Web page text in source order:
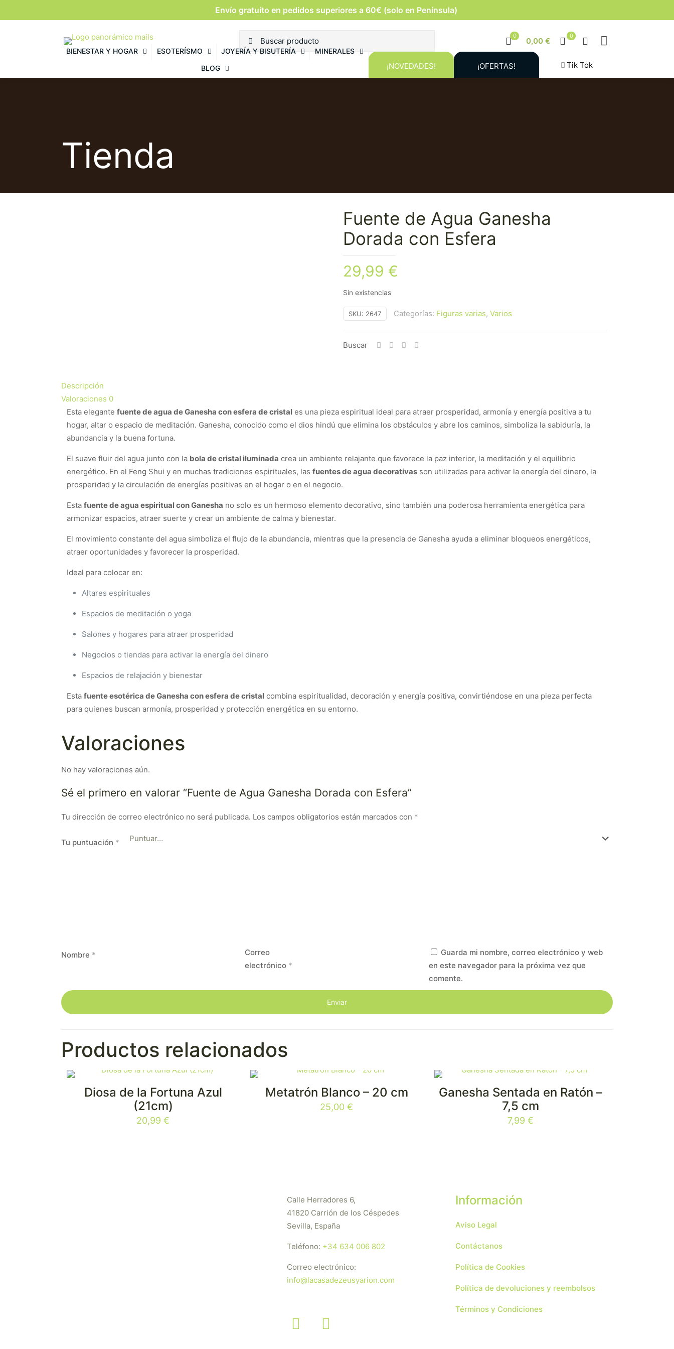
Envío gratuíto en pedidos superiores a 60€ (solo en Península)
0
0,00 €
0
BIENESTAR Y HOGAR ESOTERÍSMO JOYERÍA Y BISUTERÍA
MINERALES
BLOG
¡NOVEDADES! ¡OFERTAS! Tik Tok
Tienda
Fuente de Agua Ganesha
Dorada con Esfera
29,99 €
Sin existencias
SKU: 2647 Categorías: Figuras varias, Varios
Buscar
Descripción
Valoraciones 0
Esta elegante fuente de agua de Ganesha con esfera de cristal es una pieza espiritual ideal para atraer prosperidad, armonía y energía positiva a tu
hogar, altar o espacio de meditación. Ganesha, conocido como el dios hindú que elimina los obstáculos y abre los caminos, simboliza la sabiduría, la
abundancia y la buena fortuna.
El suave fluir del agua junto con la bola de cristal iluminada crea un ambiente relajante que favorece la paz interior, la meditación y el equilibrio
energético. En el Feng Shui y en muchas tradiciones espirituales, las fuentes de agua decorativas son utilizadas para activar la energía del dinero, la
prosperidad y la circulación de energías positivas en el hogar o en el negocio.
Esta fuente de agua espiritual con Ganesha no solo es un hermoso elemento decorativo, sino también una poderosa herramienta energética para
armonizar espacios, atraer suerte y crear un ambiente de calma y bienestar.
El movimiento constante del agua simboliza el flujo de la abundancia, mientras que la presencia de Ganesha ayuda a eliminar bloqueos energéticos,
atraer oportunidades y favorecer la prosperidad.
Ideal para colocar en:
Altares espirituales
Espacios de meditación o yoga
Salones y hogares para atraer prosperidad
Negocios o tiendas para activar la energía del dinero
Espacios de relajación y bienestar
Esta fuente esotérica de Ganesha con esfera de cristal combina espiritualidad, decoración y energía positiva, convirtiéndose en una pieza perfecta
para quienes buscan armonía, prosperidad y protección energética en su entorno.
Valoraciones
No hay valoraciones aún.
Sé el primero en valorar “Fuente de Agua Ganesha Dorada con Esfera”
Tu dirección de correo electrónico no será publicada. Los campos obligatorios están marcados con *
Tu puntuación *
Nombre *
Correo
electrónico *
Guarda mi nombre, correo electrónico y web
en este navegador para la próxima vez que
comente.
Productos relacionados
Diosa de la Fortuna Azul
(21cm)
20,99€
Metatrón Blanco – 20 cm
25,00€
Ganesha Sentada en Ratón –
7,5 cm
7,99 €
Calle Herradores 6,
41820 Carrión de los Céspedes
Sevilla, España
Teléfono: +34 634 006 802
Correo electrónico:
info@lacasadezeusyarion.com
Información
Aviso Legal
Contáctanos
Política de Cookies
Política de devoluciones y reembolsos
Términos y Condiciones